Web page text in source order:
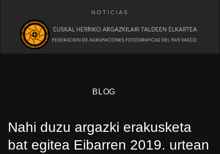
NOTICIAS
BLOG
Nahi duzu argazki erakusketa
bat egitea Eibarren 2019. urtean